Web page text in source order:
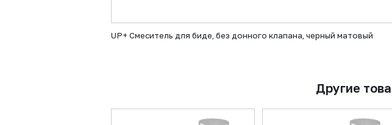
UP+ Смеситель для биде, без донного клапана, черный матовый
Другие